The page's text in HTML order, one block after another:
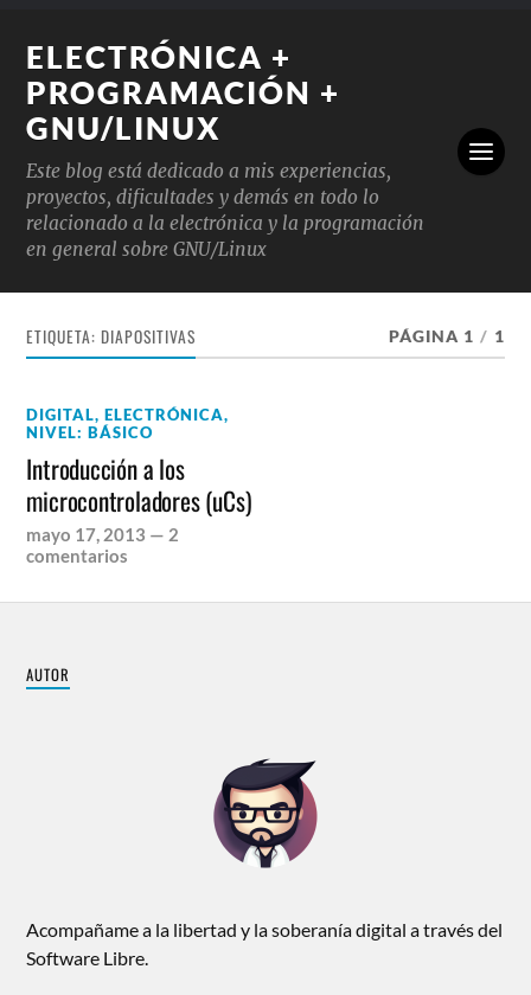
ELECTRÓNICA +
PROGRAMACIÓN +
GNU/LINUX
Este blog está dedicado a mis experiencias,
proyectos, dificultades y demás en todo lo
relacionado a la electrónica y la programación
en general sobre GNU/Linux
ETIQUETA: DIAPOSITIVAS PÁGINA 1 / 1
DIGITAL,ELECTRÓNICA,
NIVEL: BÁSICO
Introducción a los
microcontroladores (uCs)
mayo 17, 2013 — 2
comentarios
AUTOR
Acompañame a la libertad y la soberanía digital a través del
Software Libre.